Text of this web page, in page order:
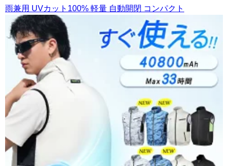
雨兼用 UVカット100% 軽量 自動開閉 コンパクト